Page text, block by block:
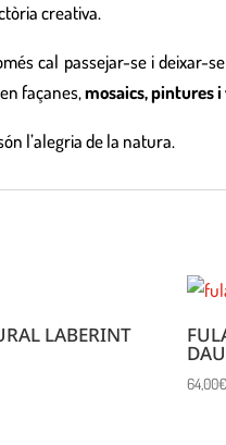
creativa.
cal passejar-se i deixar-
façanes,mosaics, pintures
l’alegria de la natura.
LABERINT
64,00€